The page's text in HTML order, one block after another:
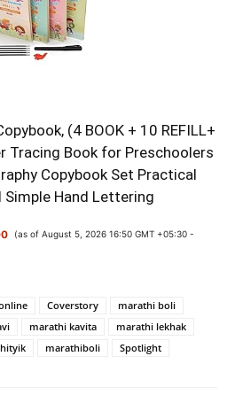
(4 BOOK + 10 REFILL+
Tracing Book for Preschoolers
Copybook Set Practical
Simple Hand Lettering
(as of August 5, 2026 16:50 GMT +05:30 -
Coverstory
marathi boli
marathi kavita
marathi lekhak
marathiboli Spotlight